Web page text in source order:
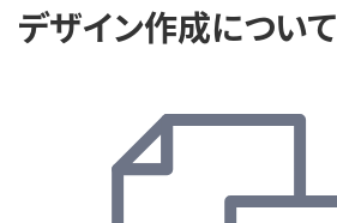
デザイン作成について